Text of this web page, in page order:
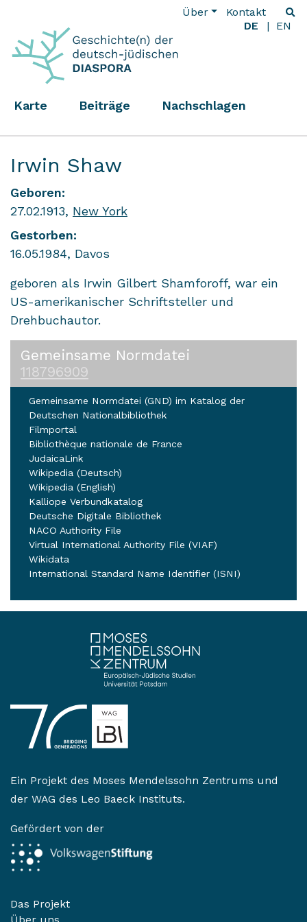
Über
Kontakt
DE
EN
Karte Beiträge Nachschlagen
Irwin Shaw
Geboren:
27.02.1913, New York
Gestorben:
16.05.1984, Davos
geboren als Irwin Gilbert Shamforoff, war ein
US-amerikanischer Schriftsteller und
Drehbuchautor.
Gemeinsame Normdatei
118796909
Gemeinsame Normdatei (GND) im Katalog der
Deutschen Nationalbibliothek
Filmportal
Bibliothèque nationale de France
JudaicaLink
Wikipedia (Deutsch)
Wikipedia (English)
Kalliope Verbundkatalog
Deutsche Digitale Bibliothek
NACO Authority File
Virtual International Authority File (VIAF)
Wikidata
International Standard Name Identifier (ISNI)
Ein Projekt des Moses Mendelssohn Zentrums und
der WAG des Leo Baeck Instituts.
Gefördert von der
Das Projekt